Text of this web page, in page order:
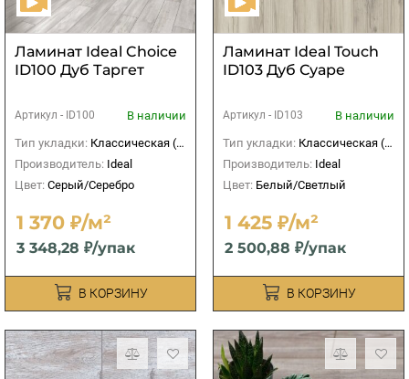
Ламинат Ideal Choice
ID100 Дуб Таргет
Артикул - ID100
В наличии
Тип укладки: Классическая (прямая)
Производитель: Ideal
Цвет: Серый/Серебро
1 370 ₽/м²
3 348,28 ₽/упак
В КОРЗИНУ
Ламинат Ideal Touch
ID103 Дуб Суаре
Артикул - ID103
В наличии
Тип укладки: Классическая (прямая)
Производитель: Ideal
Цвет: Белый/Светлый
1 425 ₽/м²
2 500,88 ₽/упак
В КОРЗИНУ